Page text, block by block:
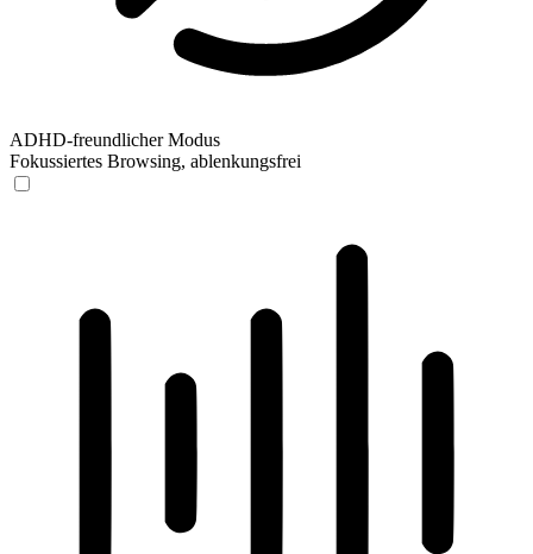
ADHD-freundlicher Modus
Fokussiertes Browsing, ablenkungsfrei